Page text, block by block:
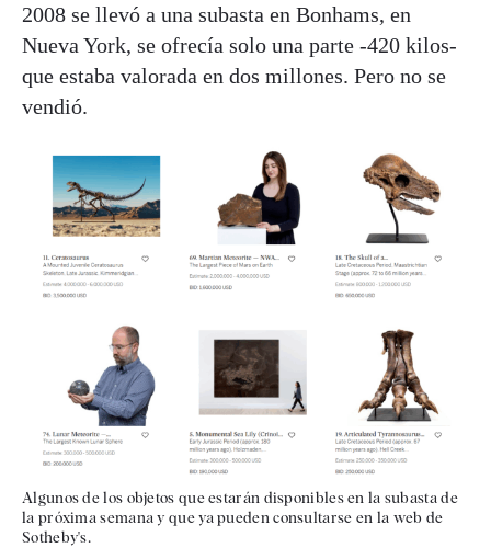
2008 se llevó a una subasta en Bonhams, en
Nueva York, se ofrecía solo una parte -420 kilos-
que estaba valorada en dos millones. Pero no se
vendió.
Algunos de los objetos que estarán disponibles en la subasta de
la próxima semana y que ya pueden consultarse en la web de
Sotheby's.